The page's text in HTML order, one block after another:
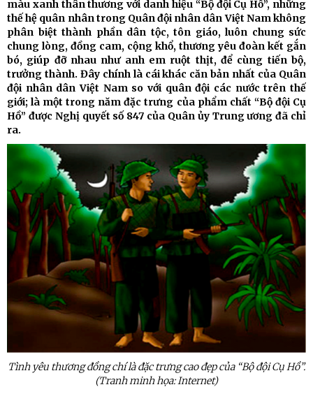
màu xanh thân thương với danh hiệu “Bộ đội Cụ Hồ”, những
thế hệ quân nhân trong Quân đội nhân dân Việt Nam không
phân biệt thành phần dân tộc, tôn giáo, luôn chung sức
chung lòng, đồng cam, cộng khổ, thương yêu đoàn kết gắn
bó, giúp đỡ nhau như anh em ruột thịt, để cùng tiến bộ,
trưởng thành. Đây chính là cái khác căn bản nhất của Quân
đội nhân dân Việt Nam so với quân đội các nước trên thế
giới; là một trong năm đặc trưng của phẩm chất “Bộ đội Cụ
Hồ” được Nghị quyết số 847 của Quân ủy Trung ương đã chỉ
ra.
Tình yêu thương đồng chí là đặc trưng cao đẹp của “Bộ đội Cụ Hồ”.
(Tranh minh họa: Internet)